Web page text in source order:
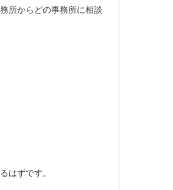
所からどの事務所に相談
はずです。